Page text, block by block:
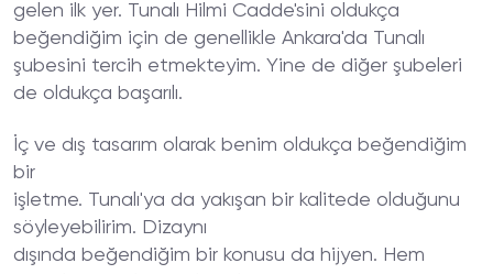
gelen ilk yer. Tunalı Hilmi Cadde'sini oldukça
beğendiğim için de genellikle Ankara'da Tunalı
şubesini tercih etmekteyim. Yine de diğer şubeleri
de oldukça başarılı.
İç ve dış tasarım olarak benim oldukça beğendiğim
bir
işletme. Tunalı'ya da yakışan bir kalitede olduğunu
söyleyebilirim. Dizaynı
dışında beğendiğim bir konusu da hijyen. Hem